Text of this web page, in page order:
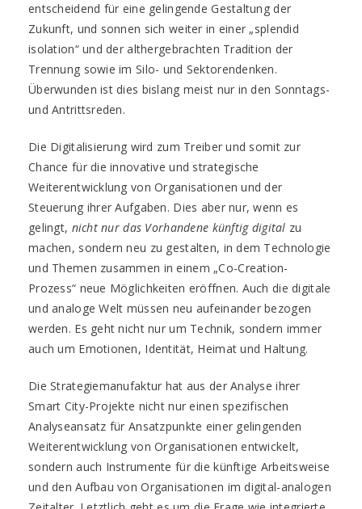
entscheidend für eine gelingende Gestaltung der
Zukunft, und sonnen sich weiter in einer „splendid
isolation“ und der althergebrachten Tradition der
Trennung sowie im Silo- und Sektorendenken.
Überwunden ist dies bislang meist nur in den Sonntags-
und Antrittsreden.
Die Digitalisierung wird zum Treiber und somit zur
Chance für die innovative und strategische
Weiterentwicklung von Organisationen und der
Steuerung ihrer Aufgaben. Dies aber nur, wenn es
gelingt, nicht nur das Vorhandene künftig digital zu
machen, sondern neu zu gestalten, in dem Technologie
und Themen zusammen in einem „Co-Creation-
Prozess“ neue Möglichkeiten eröffnen. Auch die digitale
und analoge Welt müssen neu aufeinander bezogen
werden. Es geht nicht nur um Technik, sondern immer
auch um Emotionen, Identität, Heimat und Haltung.
Die Strategiemanufaktur hat aus der Analyse ihrer
Smart City-Projekte nicht nur einen spezifischen
Analyseansatz für Ansatzpunkte einer gelingenden
Weiterentwicklung von Organisationen entwickelt,
sondern auch Instrumente für die künftige Arbeitsweise
und den Aufbau von Organisationen im digital-analogen